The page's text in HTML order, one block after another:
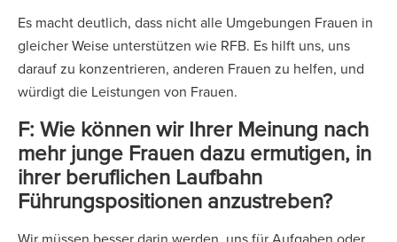
Es macht deutlich, dass nicht alle Umgebungen Frauen in
gleicher Weise unterstützen wie RFB. Es hilft uns, uns
darauf zu konzentrieren, anderen Frauen zu helfen, und
würdigt die Leistungen von Frauen.
F: Wie können wir Ihrer Meinung nach
mehr junge Frauen dazu ermutigen, in
ihrer beruflichen Laufbahn
Führungspositionen anzustreben?